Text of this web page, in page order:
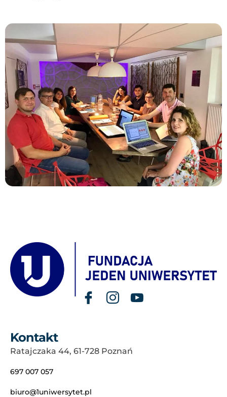
Kontakt
Ratajczaka 44, 61-728 Poznań
697 007 057
biuro@1uniwersytet.pl